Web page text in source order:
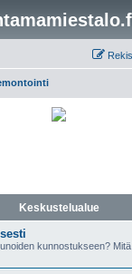
Keskustelualue
kunnostukseen?